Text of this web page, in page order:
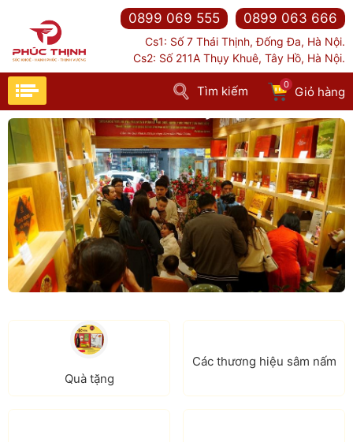
Cs1: Số 7 Thái Thịnh, Đống Đa, Hà Nội.
Cs2: Số 211A Thụy Khuê, Tây Hồ, Hà Nội.
Giỏ hàng
0
Tìm kiếm
0899 069 555 0899 063 666
Quà tặng
Các thương hiệu sâm nấm